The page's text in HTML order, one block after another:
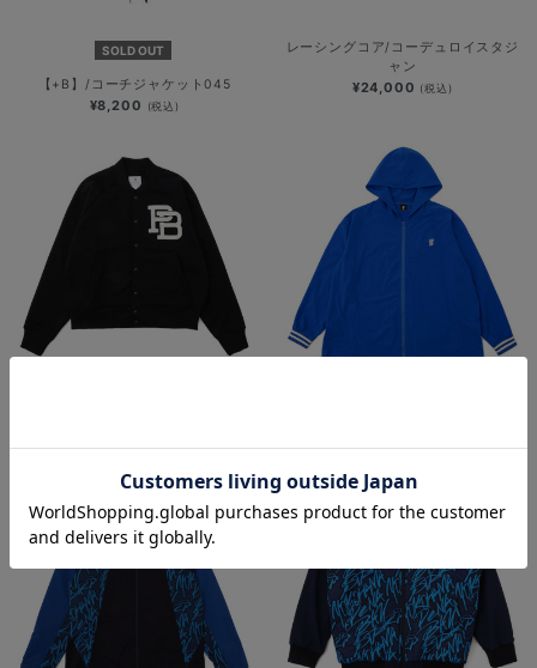
SOLD OUT
【+B】/コーチジャケット045
¥8,200 (税込)
レーシングコア/コーデュロイスタジ
ャン
¥24,000 (税込)